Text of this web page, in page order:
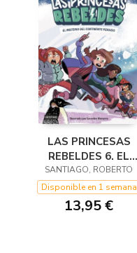
LAS PRINCESAS
REBELDES 6. EL
MISTERIO DEL
CONTINENTE
PERDIDO
SANTIAGO, ROBERTO
Disponible en 1 semana
13,95 €